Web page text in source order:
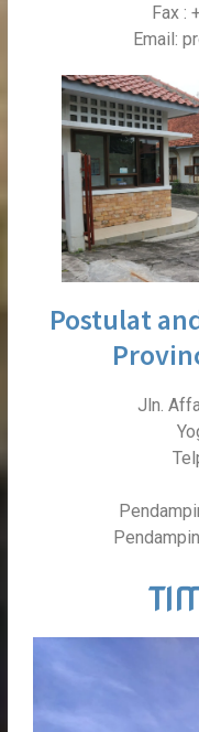
Fax :
Email:
Postulat
Jln.